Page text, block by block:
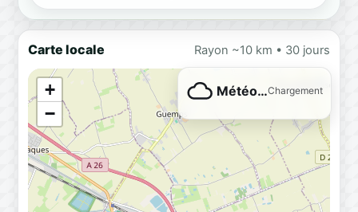
Carte locale Rayon ~10 km • 30 jours
+
−
Météo…Chargement